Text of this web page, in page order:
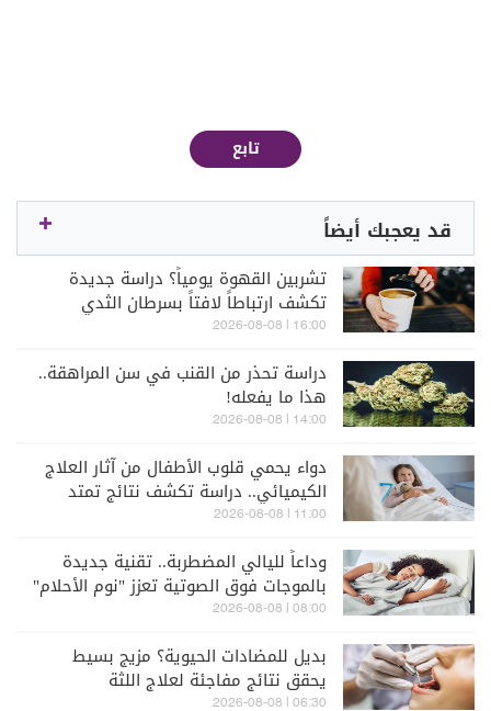
تابع
قد يعجبك أيضاً
تشربين القهوة يومياً؟ دراسة جديدة
تكشف ارتباطاً لافتاً بسرطان الثدي
16:00 | 2026-08-08
دراسة تحذر من القنب في سن المراهقة..
هذا ما يفعله!
14:00 | 2026-08-08
دواء يحمي قلوب الأطفال من آثار العلاج
الكيميائي.. دراسة تكشف نتائج تمتد
لسنوات
11:00 | 2026-08-08
وداعاً لليالي المضطربة.. تقنية جديدة
بالموجات فوق الصوتية تعزز "نوم الأحلام"
08:00 | 2026-08-08
بديل للمضادات الحيوية؟ مزيج بسيط
يحقق نتائج مفاجئة لعلاج اللثة
06:30 | 2026-08-08